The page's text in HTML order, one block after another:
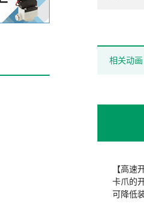
相关动画
【高速
卡爪的
可降低